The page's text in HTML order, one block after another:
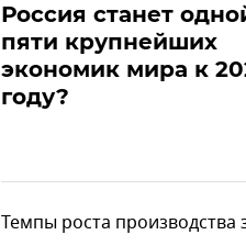
Россия станет
пяти крупнейших
экономик мира к
году?
Темпы роста